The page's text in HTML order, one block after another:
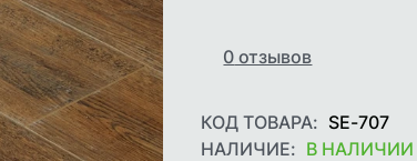
0 отзывов
КОД ТОВАРА: SE-707
НАЛИЧИЕ: В НАЛИЧИИ